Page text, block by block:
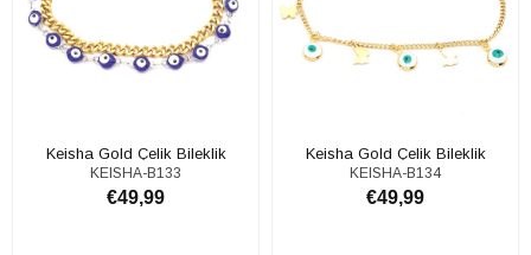
Keisha Gold Çelik Bileklik
KEISHA-B133
€49,99
Keisha Gold Çelik Bileklik
KEISHA-B134
€49,99